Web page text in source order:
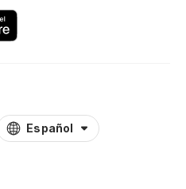
Español